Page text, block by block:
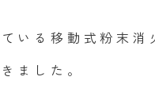
いる移動式粉末消
ました。